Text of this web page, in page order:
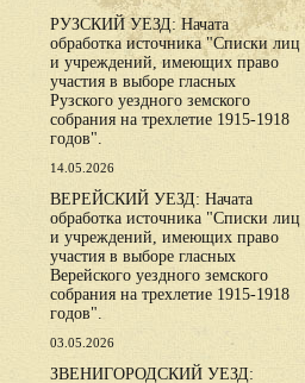
РУЗСКИЙ УЕЗД: Начата
обработка источника "Списки лиц
и учреждений, имеющих право
участия в выборе гласных
Рузского уездного земского
собрания на трехлетие 1915-1918
годов".
14.05.2026
ВЕРЕЙСКИЙ УЕЗД: Начата
обработка источника "Списки лиц
и учреждений, имеющих право
участия в выборе гласных
Верейского уездного земского
собрания на трехлетие 1915-1918
годов".
03.05.2026
ЗВЕНИГОРОДСКИЙ УЕЗД: